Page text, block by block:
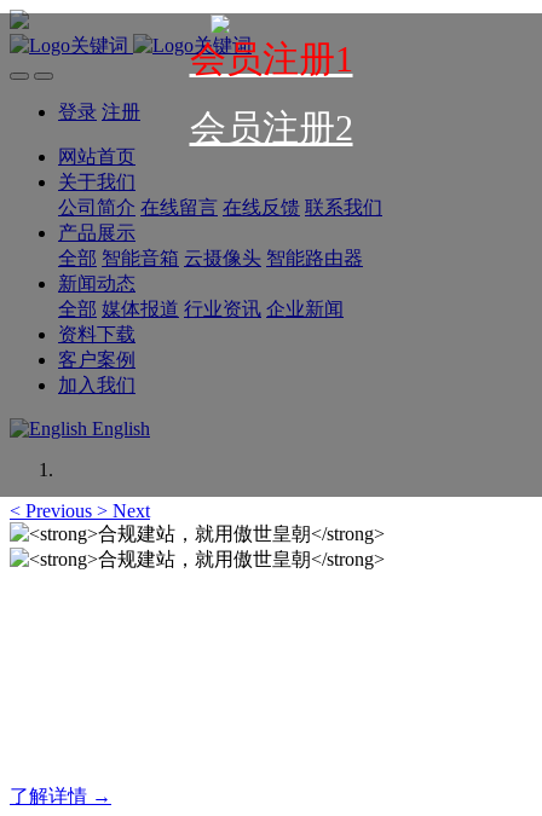
会员注册1
会员注册2
登录 注册
网站首页
关于我们
公司简介 在线留言 在线反馈 联系我们
产品展示
全部 智能音箱 云摄像头 智能路由器
新闻动态
全部 媒体报道 行业资讯 企业新闻
资料下载
客户案例
加入我们
English
< Previous > Next
了解详情 →